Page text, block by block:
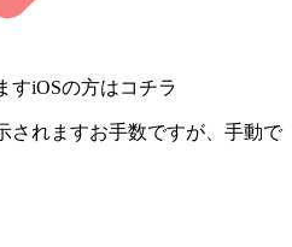
すiOSの方はコチラ
されますお手数ですが、手動で